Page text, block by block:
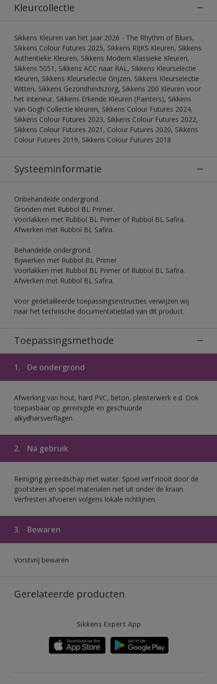
Kleurcollectie
Sikkens Kleuren van het Jaar 2026 - The Rhythm of Blues,
Sikkens Colour Futures 2025, Sikkens RIJKS Kleuren, Sikkens
Authentieke Kleuren, Sikkens Modern Klassieke Kleuren,
Sikkens 5051, Sikkens ACC naar RAL, Sikkens Kleurselectie
Kleuren, Sikkens Kleurselectie Grijzen, Sikkens Kleurselectie
Witten, Sikkens Gezondheidszorg, Sikkens 200 Kleuren voor
het Interieur, Sikkens Erkende Kleuren (Painters), Sikkens
Van Gogh Collectie kleuren, Sikkens Colour Futures 2024,
Sikkens Colour Futures 2023, Sikkens Colour Futures 2022,
Sikkens Colour Futures 2021, Colour Futures 2020, Sikkens
Colour Futures 2019, Sikkens Colour Futures 2018
Systeeminformatie
Onbehandelde ondergrond.
Gronden met Rubbol BL Primer.
Voorlakken met Rubbol BL Primer of Rubbol BL Safira.
Afwerken met Rubbol BL Safira.
Behandelde ondergrond.
Bijwerken met Rubbol BL Primer.
Voorlakken met Rubbol BL Primer of Rubbol BL Safira.
Afwerken met Rubbol BL Safira.
Voor gedetailleerde toepassingsinstructies verwijzen wij
naar het technische documentatieblad van dit product.
Toepassingsmethode
1. De ondergrond
Afwerking van hout, hard PVC, beton, pleisterwerk e.d. Ook
toepasbaar op gereinigde en geschuurde
alkydharsverflagen.
2. Na gebruik
Reiniging gereedschap met water. Spoel verf nooit door de
gootsteen en spoel materialen niet uit onder de kraan.
Verfresten afvoeren volgens lokale richtlijnen.
3. Bewaren
Vorstvrij bewaren
Gerelateerde producten
Sikkens Expert App